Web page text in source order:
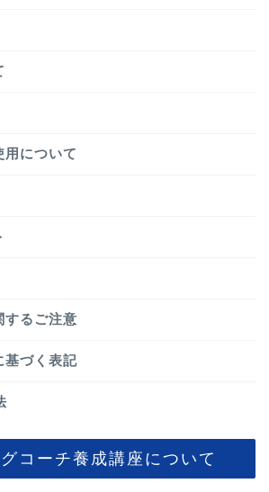
用について
するご注意
基づく表記
コーチ養成講座について